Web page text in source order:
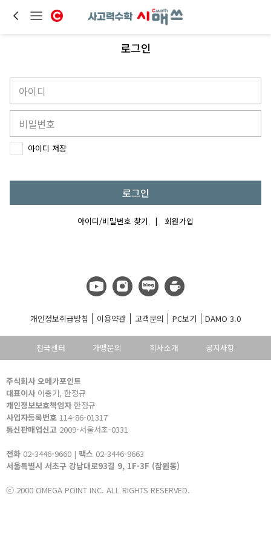
로그인
아이디 저장
로그인
아이디/비밀번호 찾기 | 회원가입
개인정보취급방침 이용약관 고객문의 PC보기 DAMO 3.0
전국센터 가맹문의 회사소개 공지사항
주식회사 오메가포인트
대표이사이충기, 한정규
개인정보보호책임자한정규
사업자등록번호 114-86-01317
통신판매업신고 2009-서울서초-0331
전화 02-3446-9660 | 팩스 02-3446-9663
서울특별시 서초구 강남대로93길 9, 1F-3F (잠원동)
ⓒ 2000 OMEGA POINT INC. ALL RIGHTS RESERVED.